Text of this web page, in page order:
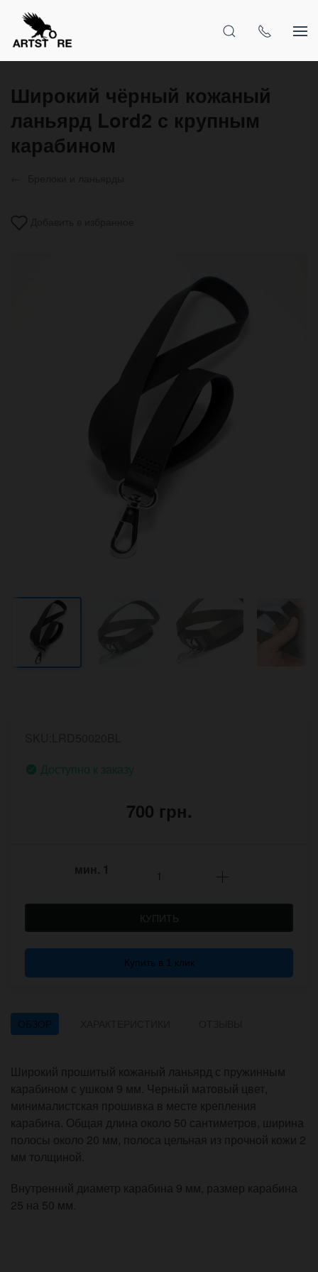
Широкий чёрный кожаный
ланьярд Lord2 с крупным
карабином
Доступно к заказу
700 грн.
мин. 1
КУПИТЬ
Купить в 1 клик
ОБЗОР
Широкий прошитый кожаный ланьярд с пружинным
карабином с ушком 9 мм. Черный матовый цвет,
минималистская прошивка в месте крепления
карабина. Общая длина около 50 сантиметров, ширина
полосы около 20 мм, полоса цельная из прочной кожи 2
мм толщиной.
Внутренний диаметр карабина 9 мм, размер карабина
25 на 50 мм.